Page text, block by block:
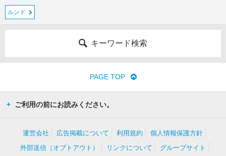
ルンド
キーワード検索
PAGE TOP
ご利用の前にお読みください。
運営会社 広告掲載について 利用規約
個人情報保護方針
外部送信（オプトアウト）
リンクについて グループサイト